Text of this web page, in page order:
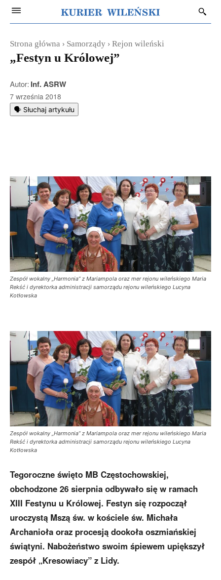
Strona główna Samorządy Rejon wileński
„Festyn u Królowej”
Autor: Inf. ASRW
7 września 2018
🗣️ Słuchaj artykułu
Zespół wokalny „Harmonia” z Mariampola oraz mer rejonu wileńskiego Maria
Rekść i dyrektorka administracji samorządu rejonu wileńskiego Lucyna
Kotłowska
Zespół wokalny „Harmonia” z Mariampola oraz mer rejonu wileńskiego Maria
Rekść i dyrektorka administracji samorządu rejonu wileńskiego Lucyna
Kotłowska
Tegoroczne święto MB Częstochowskiej,
obchodzone 26 sierpnia odbywało się w ramach
XIII Festynu u Królowej. Festyn się rozpoczął
uroczystą Mszą św. w kościele św. Michała
Archanioła oraz procesją dookoła oszmiańskiej
świątyni. Nabożeństwo swoim śpiewem upiększył
zespół „Kresowiacy” z Lidy.